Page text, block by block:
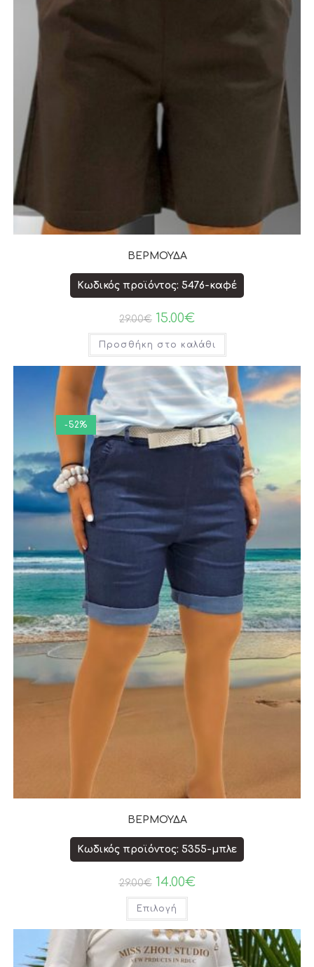
ΒΕΡΜΟΥΔΑ
Κωδικός προϊόντος: 5476-καφέ
29.00€ 15.00€
Προσθήκη στο καλάθι
-52%
ΒΕΡΜΟΥΔΑ
Κωδικός προϊόντος: 5355-μπλε
29.00€ 14.00€
Επιλογή